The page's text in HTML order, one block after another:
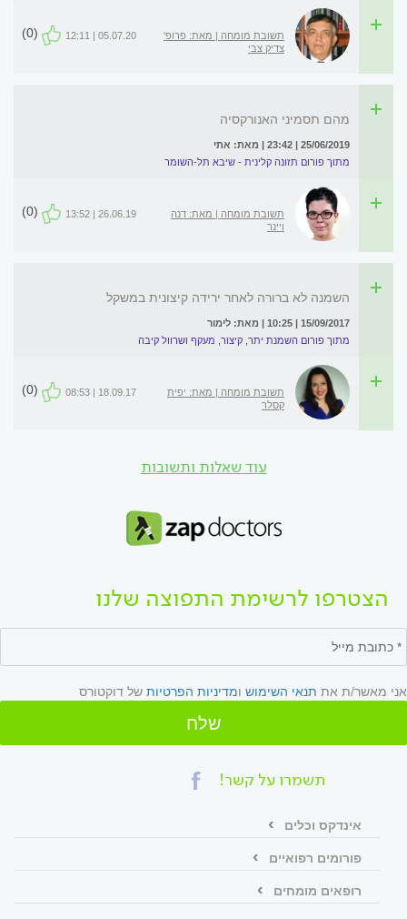
תשובת מומחה | מאת: פרופ'
צדיק צבי
05.07.20 | 12:11
(0)
מהם תסמיני האנורקסיה
25/06/2019 | 23:42 | מאת: אתי
מתוך פורום תזונה קלינית - שיבא תל-השומר
תשובת מומחה | מאת: דנה
ויינר
26.06.19 | 13:52
(0)
השמנה לא ברורה לאחר ירידה קיצונית במשקל
15/09/2017 | 10:25 | מאת: לימור
מתוך פורום השמנת יתר, קיצור, מעקף ושרוול קיבה
תשובת מומחה | מאת: יפית
קסלר
18.09.17 | 08:53
(0)
עוד שאלות ותשובות
הצטרפו לרשימת התפוצה שלנו
אני מאשר/ת את תנאי השימוש ומדיניות הפרטיות של דוקטורס
שלח
תשמרו על קשר!
אינדקס וכלים
פורומים רפואיים
רופאים מומחים